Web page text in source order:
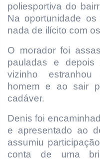
poliesportiva do
Na oportunidade
nada de ilícito com
O morador foi
pauladas e
vizinho
homem e ao sair
cadáver.
Denis foi
e apresentado ao
assumiu
conta de uma